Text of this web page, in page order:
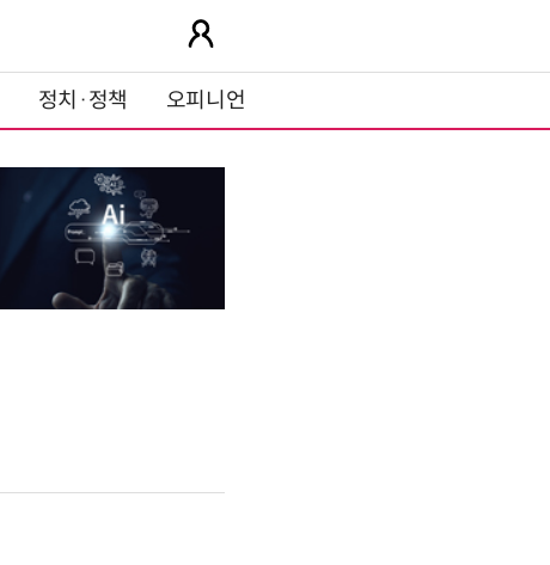
정치·정책 오피니언